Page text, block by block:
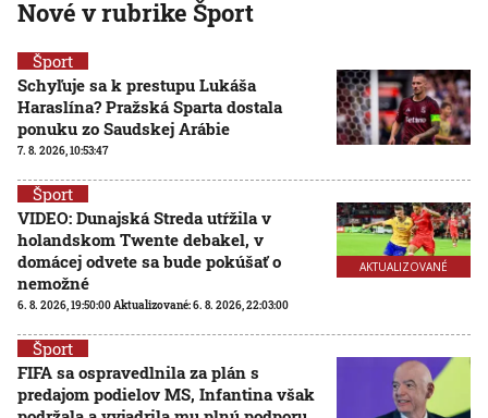
Nové v rubrike Šport
Šport
Schyľuje sa k prestupu Lukáša
Haraslína? Pražská Sparta dostala
ponuku zo Saudskej Arábie
7. 8. 2026, 10:53:47
AKTUALIZOVANÉ
Šport
VIDEO: Dunajská Streda utŕžila v
holandskom Twente debakel, v
domácej odvete sa bude pokúšať o
nemožné
6. 8. 2026, 19:50:00Aktualizované:6. 8. 2026, 22:03:00
Šport
FIFA sa ospravedlnila za plán s
predajom podielov MS, Infantina však